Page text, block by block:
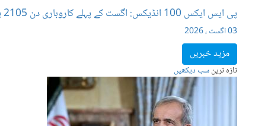
پی ایس ایکس 100 انڈیکس: اگست کے پہلے کاروباری دن 2105 پوائنٹس بڑھ گئے
03 اگست ، 2026
مزید خبریں
تازہ ترینسب دیکھیں